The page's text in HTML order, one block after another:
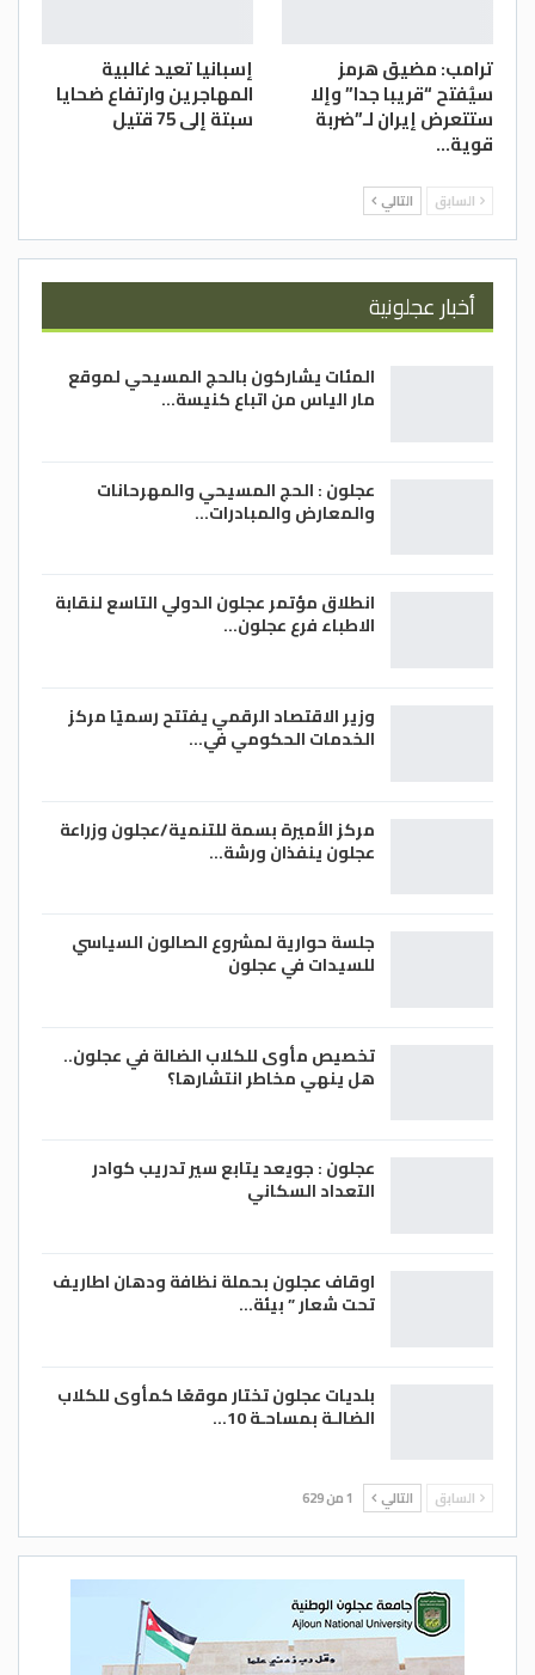
ترامب: مضيق هرمز
سيُفتح “قريبا جدا” وإلا
ستتعرض إيران لـ”ضربة
قوية…
إسبانيا تعيد غالبية
المهاجرين وارتفاع ضحايا
سبتة إلى 75 قتيل
السابق التالي
أخبار عجلونية
المئات يشاركون بالحج المسيحي لموقع
مار الياس من اتباع كنيسة…
عجلون : الحج المسيحي والمهرحانات
والمعارض والمبادرات…
انطلاق مؤتمر عجلون الدولي التاسع لنقابة
الاطباء فرع عجلون…
وزير الاقتصاد الرقمي يفتتح رسميًا مركز
الخدمات الحكومي في…
مركز الأميرة بسمة للتنمية/عجلون وزراعة
عجلون ينفذان ورشة…
جلسة حوارية لمشروع الصالون السياسي
للسيدات في عجلون
تخصيص مأوى للكلاب الضالة في عجلون..
هل ينهي مخاطر انتشارها؟
عجلون : جويعد يتابع سير تدريب كوادر
التعداد السكاني
اوقاف عجلون بحملة نظافة ودهان اطاريف
تحت شعار ” بيئة…
بلديات عجلون تختار موقعًا كمأوى للكلاب
الضالـة بمساحـة 10…
السابق التالي 1 من 629